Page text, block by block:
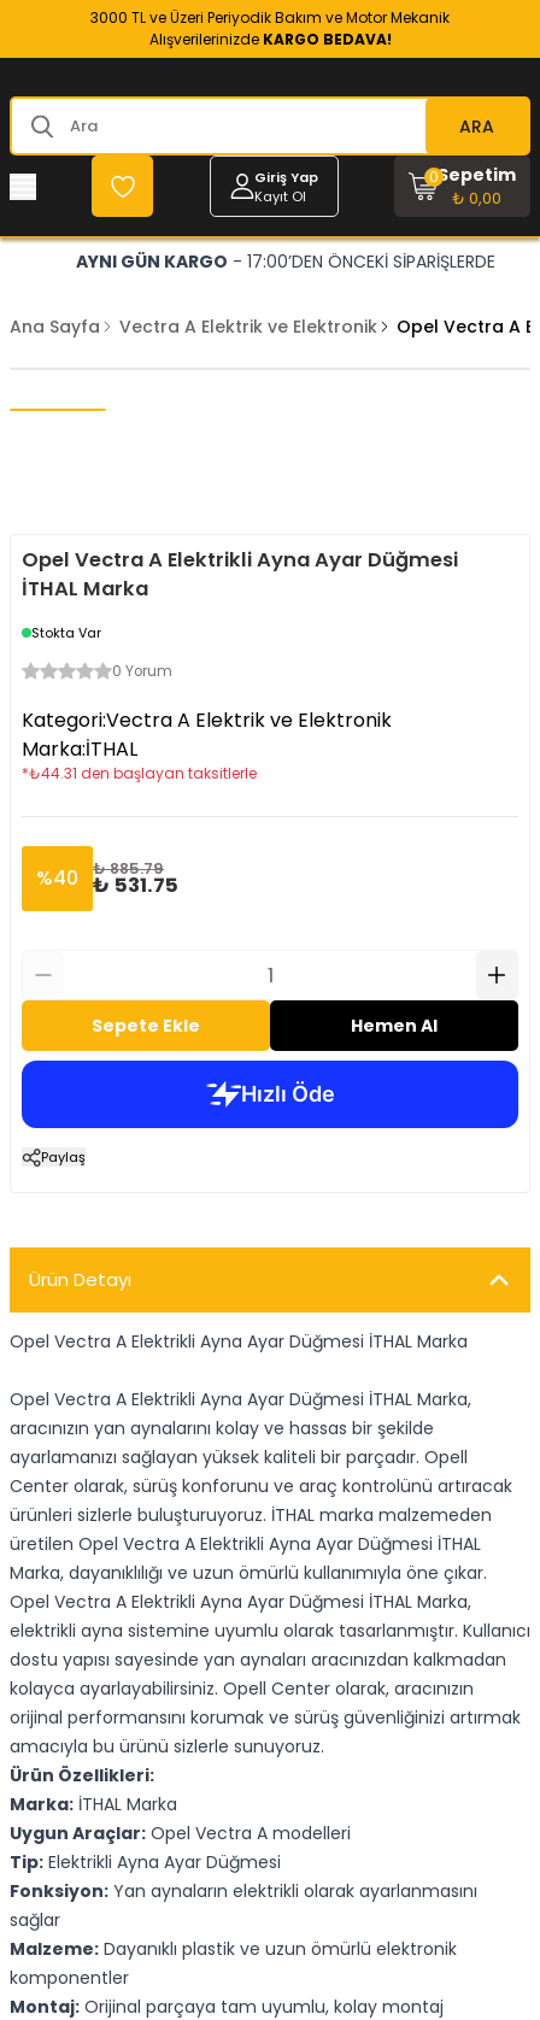
3000 TL ve Üzeri Periyodik Bakım ve Motor Mekanik
Alışverilerinizde KARGO BEDAVA!
ARA
Giriş Yap
Kayıt Ol
Sepetim
₺ 0,00
0
AYNI GÜN KARGO - 17:00’DEN ÖNCEKİ SİPARİŞLERDE
Ana Sayfa Vectra A Elektrik ve Elektronik Opel Vectra A
Opel Vectra A Elektrikli Ayna Ayar Düğmesi
İTHAL Marka
Stokta Var
0 Yorum
Kategori:Vectra A Elektrik ve Elektronik
Marka:İTHAL
*₺44.31 den başlayan taksitlerle
%40 ₺ 885.79
₺ 531.75
Sepete Ekle Hemen Al
Paylaş
Ürün Detayı
Opel Vectra A Elektrikli Ayna Ayar Düğmesi İTHAL Marka
Opel Vectra A Elektrikli Ayna Ayar Düğmesi İTHAL Marka,
aracınızın yan aynalarını kolay ve hassas bir şekilde
ayarlamanızı sağlayan yüksek kaliteli bir parçadır. Opell
Center olarak, sürüş konforunu ve araç kontrolünü artıracak
ürünleri sizlerle buluşturuyoruz. İTHAL marka malzemeden
üretilen Opel Vectra A Elektrikli Ayna Ayar Düğmesi İTHAL
Marka, dayanıklılığı ve uzun ömürlü kullanımıyla öne çıkar.
Opel Vectra A Elektrikli Ayna Ayar Düğmesi İTHAL Marka,
elektrikli ayna sistemine uyumlu olarak tasarlanmıştır. Kullanıcı
dostu yapısı sayesinde yan aynaları aracınızdan kalkmadan
kolayca ayarlayabilirsiniz. Opell Center olarak, aracınızın
orijinal performansını korumak ve sürüş güvenliğinizi artırmak
amacıyla bu ürünü sizlerle sunuyoruz.
Ürün Özellikleri:
Marka: İTHAL Marka
Uygun Araçlar: Opel Vectra A modelleri
Tip: Elektrikli Ayna Ayar Düğmesi
Fonksiyon: Yan aynaların elektrikli olarak ayarlanmasını
sağlar
Malzeme: Dayanıklı plastik ve uzun ömürlü elektronik
komponentler
Montaj: Orijinal parçaya tam uyumlu, kolay montaj